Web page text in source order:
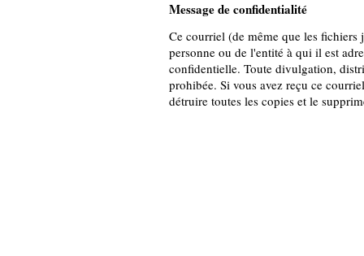
Message de confidentialité
Ce courriel (de même que les fichiers
personne ou de l'entité à qui il est
confidentielle. Toute divulgation,
prohibée. Si vous avez reçu ce
détruire toutes les copies et le